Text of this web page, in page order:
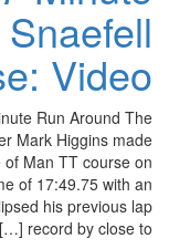
Video
Run Around The
Mark Higgins made
of Man TT course on
of 17:49.75 with an
his previous lap
record by close to […]